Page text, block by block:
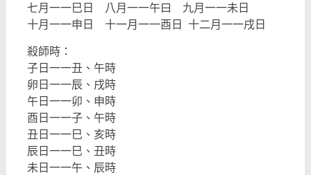
七月一一巳日 八月一一午曰 九月一一未日
十月一一申日 十一月一一酉日 十二月一一戌日
殺師時：
子日一一丑、午時
卵日一一辰、戌時
午日一一卯、申時
酉日一一子、午時
丑日一一巳、亥時
辰日一一巳、丑時
未日一一午、辰時